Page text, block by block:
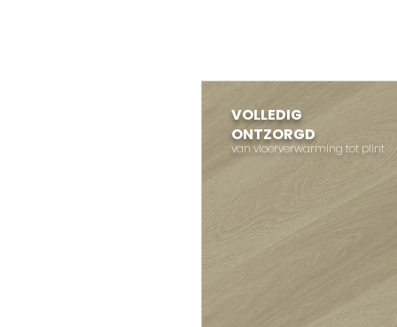
VOLLEDIG
ONTZORGD
van vloerverwarming tot plint